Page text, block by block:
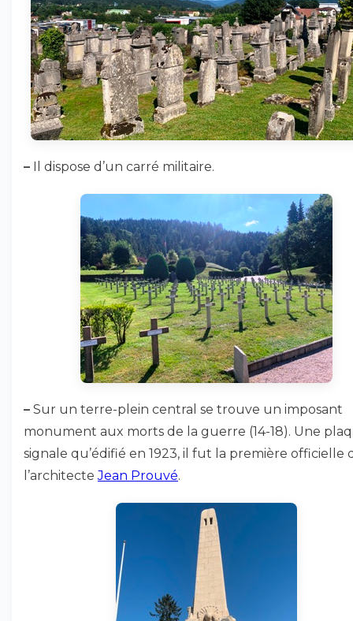
– Il dispose d’un carré militaire.
– Sur un terre-plein central se trouve un imposant
monument aux morts de la guerre (14-18). Une
signale qu’édifié en 1923, il fut la première officielle
l’architecteJean Prouvé.